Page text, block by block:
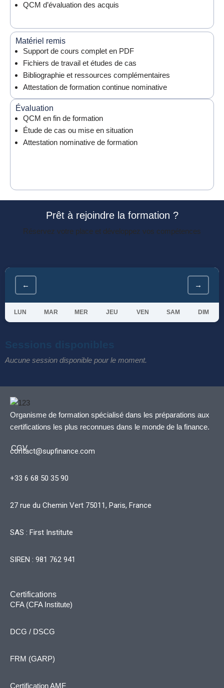
QCM d’évaluation des acquis
Matériel remis
Support de cours complet en PDF
Fichiers de travail et études de cas
Bibliographie et ressources complémentaires
Attestation de formation continue nominative
Évaluation
QCM en fin de formation
Étude de cas ou mise en situation
Attestation nominative de formation
Prêt à rejoindre la formation ?
Réservez votre place et développez vos compétences
← →
LUN MAR MER JEU VEN SAM DIM
Aucune session disponible pour le moment.
Organisme de formation spécialisé dans les préparations aux
certifications les plus reconnues dans le monde de la finance.
CGV
contact@supfinance.com
+33 6 68 50 35 90
27 rue du Chemin Vert 75011, Paris, France
SAS : First Institute
SIREN : 981 762 941
Certifications
CFA (CFA Institute)
DCG / DSCG
FRM (GARP)
Certification AMF